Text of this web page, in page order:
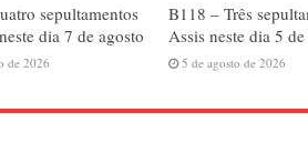
sepultamentos
dia 7 de agosto
de 2026
B118 – Três
Assis neste dia 5
5 de agosto de 2026